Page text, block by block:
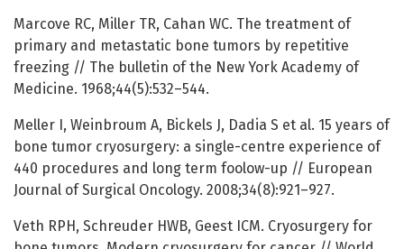
Marcove RC, Miller TR, Cahan WC. The treatment of
primary and metastatic bone tumors by repetitive
freezing // The bulletin of the New York Academy of
Medicine. 1968;44(5):532–544.
Meller I, Weinbroum A, Bickels J, Dadia S et al. 15 years of
bone tumor cryosurgery: a single-centre experience of
440 procedures and long term foolow-up // European
Journal of Surgical Oncology. 2008;34(8):921–927.
Veth RPH, Schreuder HWB, Geest ICM. Cryosurgery for